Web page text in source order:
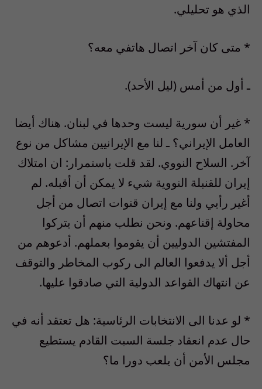
الذي هو تحليلي.
* متى كان آخر اتصال هاتفي معه؟
ـ أول من أمس (ليل الأحد).
* غير أن سورية ليست وحدها في لبنان. هناك أيضا
العامل الإيراني؟ ـ لنا مع الإيرانيين مشاكل من نوع
آخر. السلاح النووي. لقد قلت باستمرار: ان امتلاك
إيران للقنبلة النووية شيء لا يمكن أن أقبله. لم
أغير رأيي ولنا مع إيران قنوات اتصال من أجل
محاولة إقناعهم. ونحن نطلب منهم أن يتركوا
المفتشين الدوليين أن يقوموا بعملهم. أدعوهم من
أجل ألا يدفعوا العالم الى ركوب المخاطر والتوقف
عن انتهاك القواعد الدولية التي صادقوا عليها.
* لو عدنا الى الانتخابات الرئاسية: هل تعتقد أنه في
حال عدم انعقاد جلسة السبت القادم يستطيع
مجلس الأمن أن يلعب دورا ما؟